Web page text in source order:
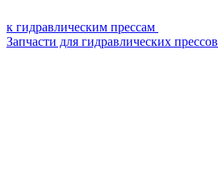
к гидравлическим прессам
Запчасти для гидравлических прессов